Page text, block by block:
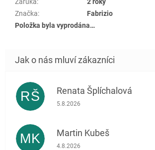
Značka:
Fabrizio
Položka byla vyprodána…
RŠ Renata Šplíchalová
Hodnocení obchodu je 5 z 5
5.8.2026
MK Martin Kubeš
Hodnocení obchodu je 5 z 5
4.8.2026